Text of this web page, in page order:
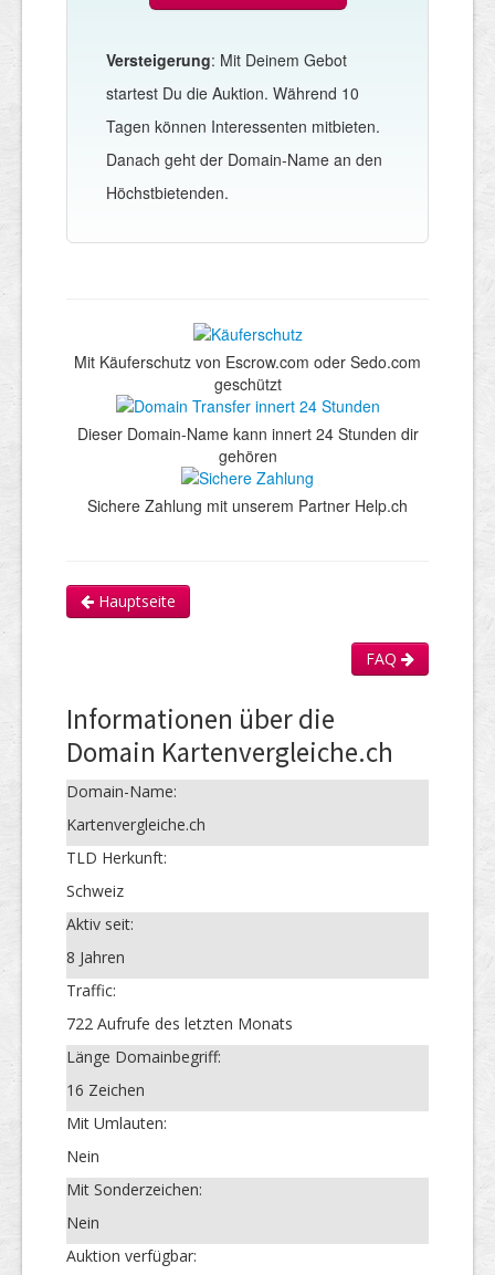
Versteigerung: Mit Deinem Gebot
startest Du die Auktion. Während 10
Tagen können Interessenten mitbieten.
Danach geht der Domain-Name an den
Höchstbietenden.
Mit Käuferschutz von Escrow.com oder Sedo.com
geschützt
Dieser Domain-Name kann innert 24 Stunden dir
gehören
Sichere Zahlung mit unserem Partner Help.ch
Hauptseite
FAQ
Informationen über die
Domain Kartenvergleiche.ch
Domain-Name:
Kartenvergleiche.ch
TLD Herkunft:
Schweiz
Aktiv seit:
8 Jahren
Traffic:
722 Aufrufe des letzten Monats
Länge Domainbegriff:
16 Zeichen
Mit Umlauten:
Nein
Mit Sonderzeichen:
Nein
Auktion verfügbar: